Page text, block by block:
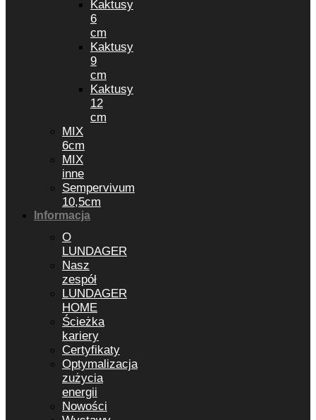
Kaktusy
6
cm
Kaktusy
9
cm
Kaktusy
12
cm
MIX
6cm
MIX
inne
Sempervivum
10,5cm
Informacja
O
LUNDAGER
Nasz
zespół
LUNDAGER
HOME
Ścieżka
kariery
Certyfikaty
Optymalizacja
zużycia
energii
Nowości